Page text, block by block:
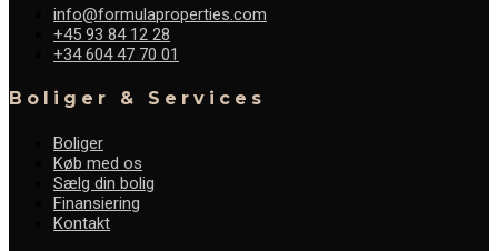
info@formulaproperties.com
+45 93 84 12 28
+34 604 47 70 01
Boliger & Services
Boliger
Køb med os
Sælg din bolig
Finansiering
Kontakt